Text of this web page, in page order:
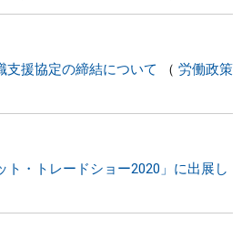
支援協定の締結について
労働政策
ト・トレードショー2020」に出展し